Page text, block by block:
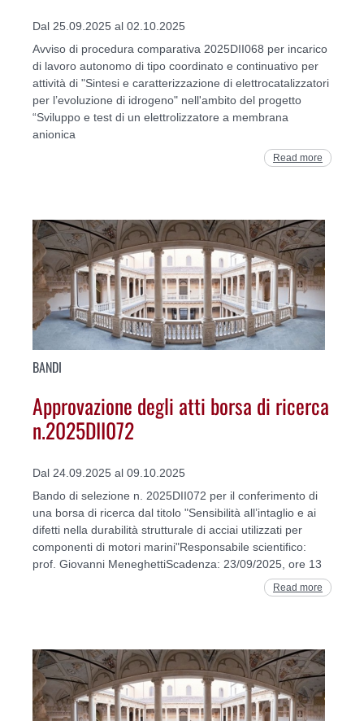
Dal 25.09.2025 al 02.10.2025
Avviso di procedura comparativa 2025DII068 per incarico
di lavoro autonomo di tipo coordinato e continuativo per
attività di "Sintesi e caratterizzazione di elettrocatalizzatori
per l’evoluzione di idrogeno" nell'ambito del progetto
“Sviluppo e test di un elettrolizzatore a membrana
anionica
Read more
BANDI
Approvazione degli atti borsa di ricerca
n.2025DII072
Dal 24.09.2025 al 09.10.2025
Bando di selezione n. 2025DII072 per il conferimento di
una borsa di ricerca dal titolo "Sensibilità all’intaglio e ai
difetti nella durabilità strutturale di acciai utilizzati per
componenti di motori marini"Responsabile scientifico:
prof. Giovanni MeneghettiScadenza: 23/09/2025, ore 13
Read more